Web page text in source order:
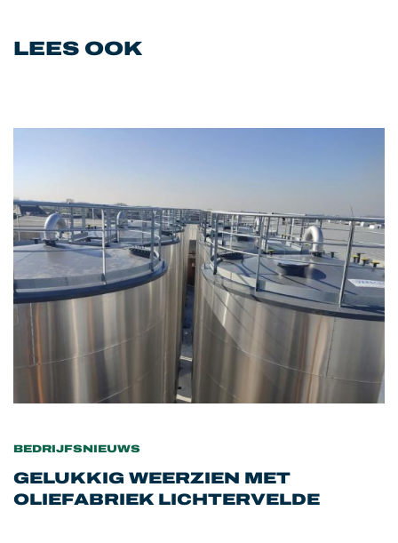
LEES OOK
BEDRIJFSNIEUWS
GELUKKIG WEERZIEN MET
OLIEFABRIEK LICHTERVELDE